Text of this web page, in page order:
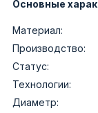
Основные
Материал:
Производство:
Статус:
Технологии:
Диаметр: